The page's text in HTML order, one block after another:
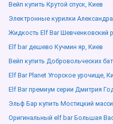
Вейп купить Крутой спуск, Киев
Электронные курилки
Жидкость Elf Bar Шевченковский
Elf bar дешево Кучмин яр, Киев
Вейп купить Добровольческих
Elf Bar Planet Угорское урочище,
Elf Bar премиум серии Дмитрия
Эльф Бар купить Мостицкий
Оригинальный elf bar Большая